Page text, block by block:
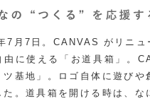
7月7日。CANVAS がリニュ
由に使える「お道具箱」。
ツ基地」。ロゴ自体に遊び
た。道具箱を開ける時は、